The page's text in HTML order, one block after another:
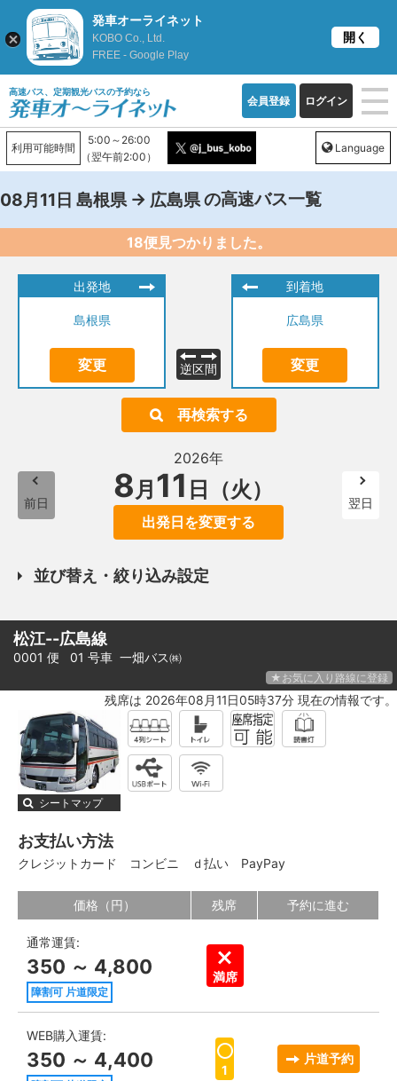
高速バス、定期観光バスの予約なら
会員登録 ログイン
利用可能時間
5:00～26:00
（翌午前2:00）
Language
08月11日 島根県 → 広島県の高速バス一覧
18便見つかりました。
出発地
島根県
変更 逆区間
到着地
広島県
変更
再検索する
前日
2026年
8月 11 日（火）
出発日を変更する
翌日
並び替え・絞り込み設定
松江--広島線
0001 便 01 号車 一畑バス㈱
★お気に入り路線に登録
残席は 2026年08月11日05時37分 現在の情報です。
シートマップ
お支払い方法
クレジットカード コンビニ ｄ払い PayPay
価格（円） 残席 予約に進む
通常運賃:
350 ～ 4,800
障割可 片道限定
満席
WEB購入運賃:
350 ～ 4,400 1
片道予約
発車オーライネット
KOBO Co., Ltd.
FREE - Google Play
開く